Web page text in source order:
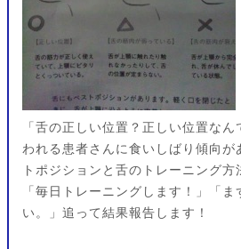
「舌の正しい位置？正しい位置な
われる患者さんに食いしばり傾向が
トポジションと舌のトレーニング方
「毎日トレーニングします！」「
い。」追って結果報告します！